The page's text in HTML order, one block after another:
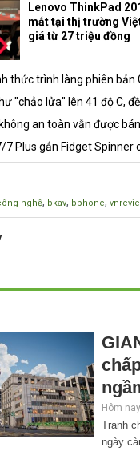
Lenovo ThinkPad
mắt tại thị trường
giá từ 27 triệu đồng
thức trình làng phiên bản
"chảo lửa" lên 41 độ C,
an toàn vẫn được
7 Plus gắn Fidget Spinner
nghệ, bkav, bphone,
Hôm
Tranh
ngày